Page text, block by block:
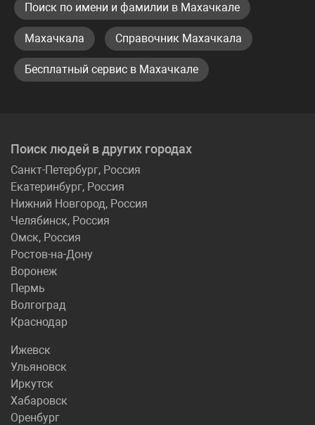
Поиск по имени и фамилии в Махачкале
Махачкала Справочник Махачкала
Бесплатный сервис в Махачкале
Поиск людей в других городах
Санкт-Петербург, Россия
Екатеринбург, Россия
Нижний Новгород, Россия
Челябинск, Россия
Омск, Россия
Ростов-на-Дону
Воронеж
Пермь
Волгоград
Краснодар
Ижевск
Ульяновск
Иркутск
Хабаровск
Оренбург